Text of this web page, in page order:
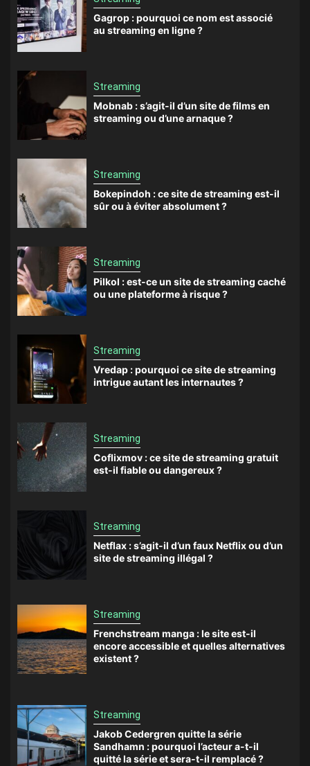
Gagrop : pourquoi ce nom est associé
au streaming en ligne ?
Streaming
Mobnab : s’agit-il d’un site de films en
streaming ou d’une arnaque ?
Streaming
Bokepindoh : ce site de streaming est-il
sûr ou à éviter absolument ?
Streaming
Pilkol : est-ce un site de streaming caché
ou une plateforme à risque ?
Streaming
Vredap : pourquoi ce site de streaming
intrigue autant les internautes ?
Streaming
Coflixmov : ce site de streaming gratuit
est-il fiable ou dangereux ?
Streaming
Netflax : s’agit-il d’un faux Netflix ou d’un
site de streaming illégal ?
Streaming
Frenchstream manga : le site est-il
encore accessible et quelles alternatives
existent ?
Streaming
Jakob Cedergren quitte la série
Sandhamn : pourquoi l’acteur a-t-il
quitté la série et sera-t-il remplacé ?